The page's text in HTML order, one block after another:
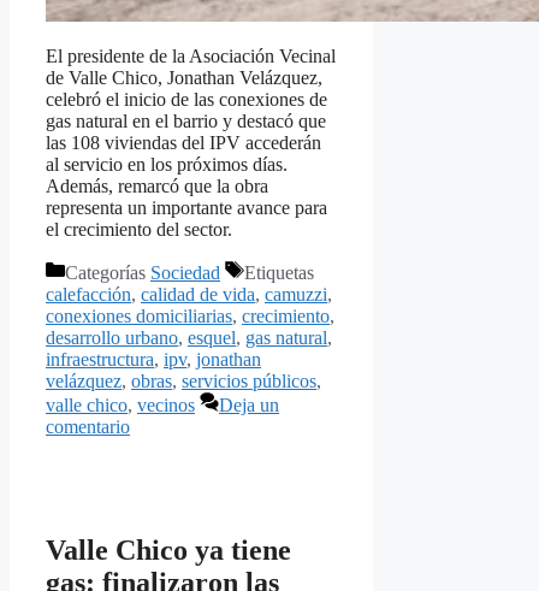
El presidente de la Asociación Vecinal
de Valle Chico, Jonathan Velázquez,
celebró el inicio de las conexiones de
gas natural en el barrio y destacó que
las 108 viviendas del IPV accederán
al servicio en los próximos días.
Además, remarcó que la obra
representa un importante avance para
el crecimiento del sector.
Categorías Sociedad
Etiquetas
calefacción, calidad de vida, camuzzi,
conexiones domiciliarias, crecimiento,
desarrollo urbano, esquel, gas natural,
infraestructura, ipv, jonathan
velázquez, obras, servicios públicos,
valle chico, vecinos
Deja un
comentario
Valle Chico ya tiene
gas: finalizaron las